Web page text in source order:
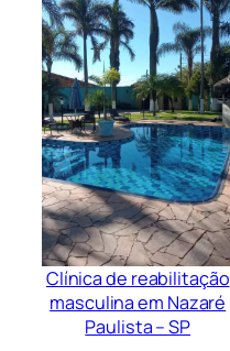
Clínica de reabilitação
masculina em Nazaré
Paulista – SP